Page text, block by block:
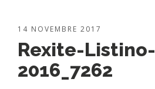
14 NOVEMBRE 2017
Rexite-Listino-
2016_7262